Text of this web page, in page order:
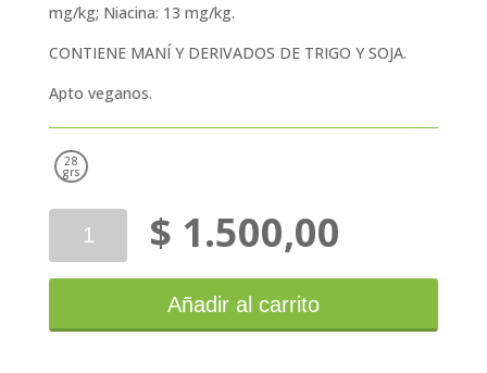
mg/kg; Niacina: 13 mg/kg.
CONTIENE MANÍ Y DERIVADOS DE TRIGO Y SOJA.
Apto veganos.
28
grs
$ 1.500,00
Oblea
Añadir al carrito